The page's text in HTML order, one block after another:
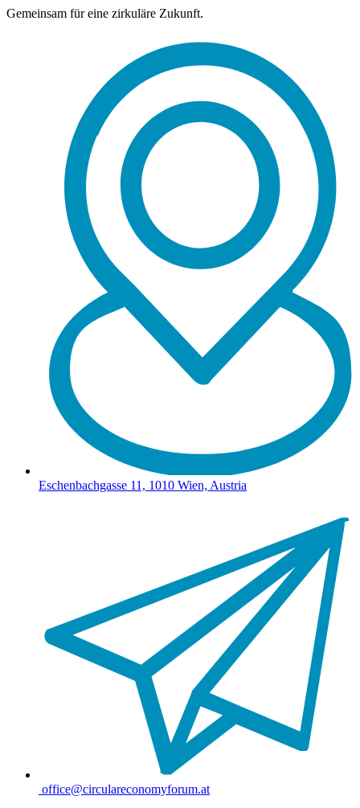
Gemeinsam für eine zirkuläre Zukunft.
Eschenbachgasse 11, 1010 Wien, Austria
office@circulareconomyforum.at